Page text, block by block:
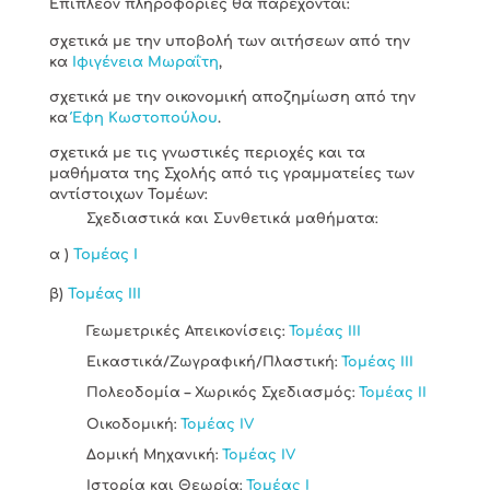
Επιπλέον πληροφορίες θα παρέχονται:
σχετικά με την υποβολή των αιτήσεων από την
κα Ιφιγένεια Μωραΐτη,
σχετικά με την οικονομική αποζημίωση από την
καΈφη Κωστοπούλου.
σχετικά με τις γνωστικές περιοχές και τα
μαθήματα της Σχολής από τις γραμματείες των
αντίστοιχων Τομέων:
Σχεδιαστικά και Συνθετικά μαθήματα:
α ) Τομέας I
β) Τομέας III
Γεωμετρικές Απεικονίσεις:Τομέας III
Εικαστικά/Ζωγραφική/Πλαστική:Τομέας III
Πολεοδομία – Χωρικός Σχεδιασμός:Τομέας II
Οικοδομική:Τομέας IV
Δομική Μηχανική:Τομέας IV
Ιστορία και Θεωρία:Τομέας I